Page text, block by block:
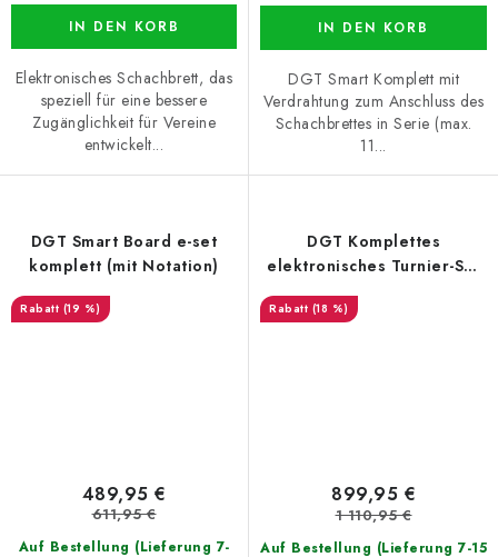
IN DEN KORB
Elektronisches Schachbrett, das
speziell für eine bessere
Zugänglichkeit für Vereine
entwickelt...
IN DEN KORB
DGT Smart Komplett mit
Verdrahtung zum Anschluss des
Schachbrettes in Serie (max.
11...
DGT Smart Board e-set
komplett (mit Notation)
(19 %)
Auf Bestellung (Lieferung 7-
489,95 €
611,95 €
DGT Komplettes
elektronisches Turnier-Set
(18 %)
Auf Bestellung (Lieferung 7-15
899,95 €
1 110,95 €